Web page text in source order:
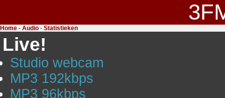
Home - Audio - Statistieken
Live!
Studio webcam
MP3 192kbps
MP3 96kbps